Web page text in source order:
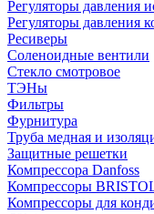
Регуляторы давления
Регуляторы давления
Ресиверы
Соленоидные вентили
Стекло смотровое
ТЭНы
Фильтры
Фурнитура
Труба медная и
Защитные решетки
Компрессора Danfoss
Компрессоры
Компрессоры для